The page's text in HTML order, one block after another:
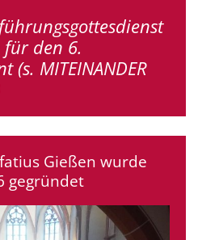
den 6.
(s. MITEINANDER
Gießen wurde
gegründet